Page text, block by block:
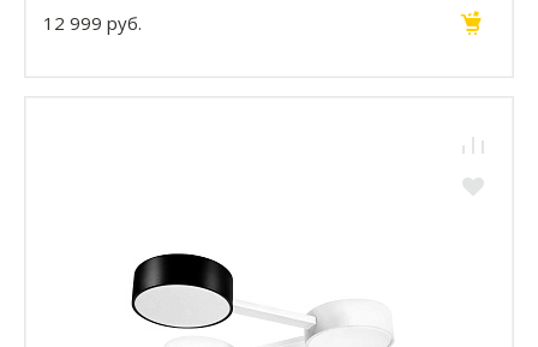
12 999 руб.